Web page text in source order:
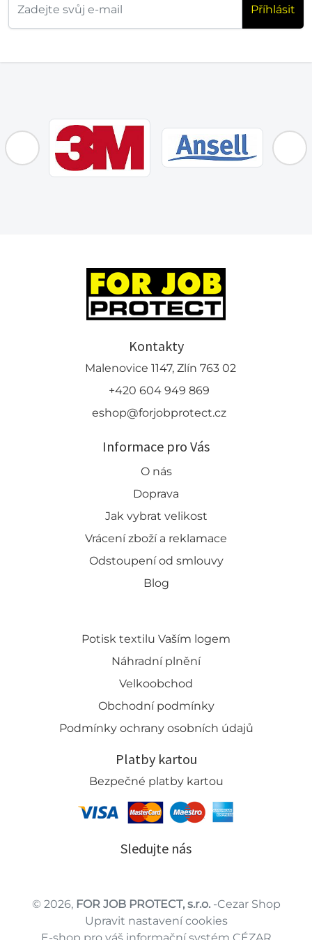
Příhlásit
Kontakty
Malenovice 1147, Zlín 763 02
+420 604 949 869
eshop@forjobprotect.cz
Informace pro Vás
O nás
Doprava
Jak vybrat velikost
Vrácení zboží a reklamace
Odstoupení od smlouvy
Blog
Potisk textilu Vaším logem
Náhradní plnění
Velkoobchod
Obchodní podmínky
Podmínky ochrany osobních údajů
Platby kartou
Bezpečné platby kartou
Sledujte nás
© 2026, FOR JOB PROTECT, s.r.o.-Cezar Shop
Upravit nastavení cookies
E-shop pro váš informační systém CÉZAR